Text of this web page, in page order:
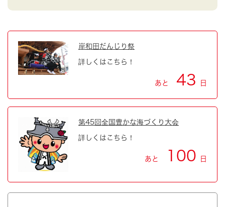
岸和田だんじり祭
詳しくはこちら！
あと 43 日
第45回全国豊かな海づくり大会
詳しくはこちら！
あと 100 日